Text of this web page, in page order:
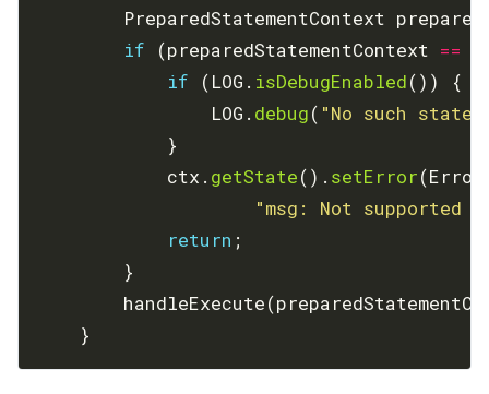
PreparedStatementContext
if (preparedStatementContext ==
if (LOG. isDebugEnabled
                LOG.
debug( "No such
            ctx.
getState(). setError
"msg: Not supported
return
    }